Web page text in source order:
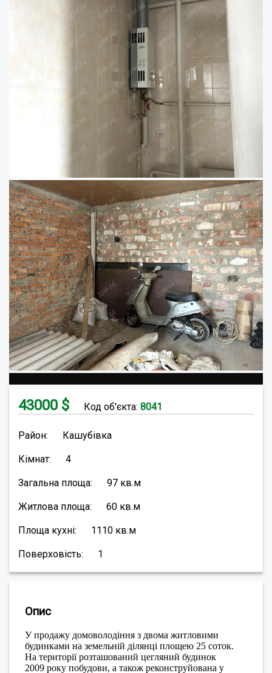
43000 $ Код об'єкта: 8041
Район: Кашубівка
Кімнат: 4
Загальна площа: 97 кв.м
Житлова площа: 60 кв.м
Площа кухні: 1110 кв.м
Поверховість: 1
Опис
У продажу домоволодіння з двома житловими
будинками на земельній ділянці площею 25 соток.
На території розташований цегляний будинок
2009 року побудови, а також реконструйована у